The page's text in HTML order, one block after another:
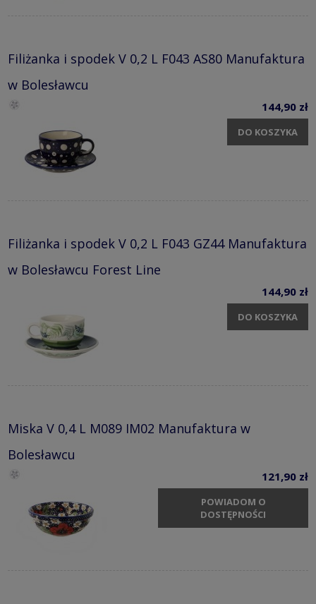
Filiżanka i spodek V 0,2 L F043 AS80 Manufaktura
w Bolesławcu
144,90 zł
DO KOSZYKA
Filiżanka i spodek V 0,2 L F043 GZ44 Manufaktura
w Bolesławcu Forest Line
144,90 zł
DO KOSZYKA
Miska V 0,4 L M089 IM02 Manufaktura w
Bolesławcu
121,90 zł
POWIADOM O
DOSTĘPNOŚCI